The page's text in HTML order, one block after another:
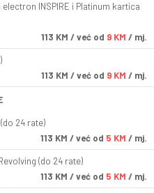
INSPIRE i Platinum kartica
113 KM / već od 9 KM / mj.
113 KM / već od 9 KM / mj.
24 rate)
113 KM / već od 5 KM / mj.
(do 24 rate)
113 KM / već od 5 KM / mj.